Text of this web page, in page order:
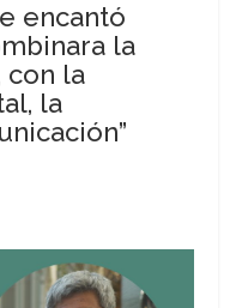
encantó
la
con la
la